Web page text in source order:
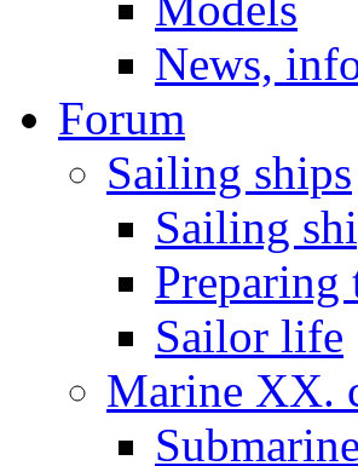
News,
Forum
Sailing ships
Sailing
Preparing
Sailor life
Marine XX.